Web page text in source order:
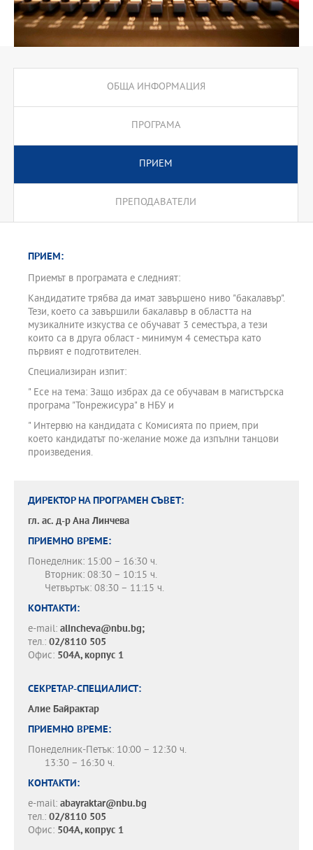
ОБЩА ИНФОРМАЦИЯ
ПРОГРАМА
ПРИЕМ
ПРЕПОДАВАТЕЛИ
ПРИЕМ:
Приемът в програмата е следният:
Кандидатите трябва да имат завършено ниво "бакалавър".
Тези, което са завършили бакалавър в областта на
музикалните изкуства се обучават 3 семестъра, а тези
които са в друга област - минимум 4 семестъра като
първият е подготвителен.
Специализиран изпит:
" Есе на тема: Защо избрах да се обучавам в магистърска
програма "Тонрежисура" в НБУ и
" Интервю на кандидата с Комисията по прием, при
което кандидатът по-желание може да изпълни танцови
произведения.
ДИРЕКТОР НА ПРОГРАМЕН СЪВЕТ:
гл. ас. д-рАна Линчева
ПРИЕМНО ВРЕМЕ:
Понеделник: 15:00 – 16:30 ч.
Вторник: 08:30 – 10:15 ч.
Четвъртък: 08:30 – 11:15 ч.
КОНТАКТИ:
e-mail: alincheva@nbu.bg;
тел.: 02/8110 505
Офис: 504А, корпус 1
СЕКРЕТАР-СПЕЦИАЛИСТ:
Алие Байрактар
ПРИЕМНО ВРЕМЕ:
Понеделник-Петък: 10:00 – 12:30 ч.
13:30 – 16:30 ч.
КОНТАКТИ:
e-mail: abayraktar@nbu.bg
тел.: 02/8110 505
Офис: 504А, копрус 1